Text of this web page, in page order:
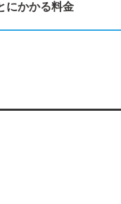
にかかる料金